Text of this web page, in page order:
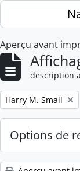
Skip to main content
Aperçu avant
description
Remove filter:
Harry M. Small
Options de